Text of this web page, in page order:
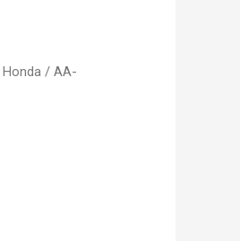
Honda / AA-